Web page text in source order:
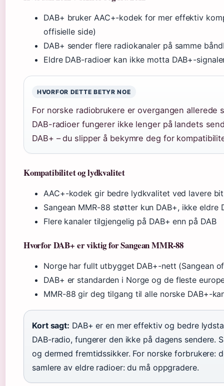
DAB+ bruker AAC+-kodek for mer effektiv
offisielle side)
DAB+ sender flere radiokanaler på samme
Eldre DAB-radioer kan ikke motta DAB+-
HVORFOR DETTE BETYR NOE
For norske radiobrukere er overgangen allerede
DAB-radioer fungerer ikke lenger på landets
DAB+ – du slipper å bekymre deg for
Kompatibilitet og lydkvalitet
AAC+-kodek gir bedre lydkvalitet ved lavere
Sangean MMR-88 støtter kun DAB+, ikke eldre
Flere kanaler tilgjengelig på DAB+ enn på DAB
Hvorfor DAB+ er viktig for Sangean MMR-88
Norge har fullt utbygget DAB+-nett (Sangean
DAB+ er standarden i Norge og de fleste
MMR-88 gir deg tilgang til alle norske DAB+-
Kort sagt: DAB+ er en mer effektiv og bedre
DAB-radio, fungerer den ikke på dagens sendere.
og dermed fremtidssikker. For norske forbrukere:
samlere av eldre radioer: du må oppgradere.